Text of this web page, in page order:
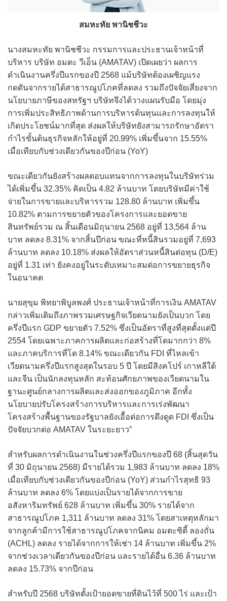
สมหะทัย พานิชชีวะ
นางสมหะทัย พานิชชีวะ กรรมการและประธานเจ้าหน้าที่
บริหาร บริษัท อมตะ วีเอ็น (AMATAV) เปิดเผยว่า ผลการ
ดำเนินงานครึ่งปีแรกของปี 2568 แม้บริษัทต้องเผชิญแรง
กดดันจากรายได้สาธารณูปโภคที่ลดลง รวมถึงปัจจัยเสี่ยงจาก
นโยบายภาษีของสหรัฐฯ บริษัทจึงได้วางแผนรับมือ โดยมุ่ง
การเพิ่มประสิทธิภาพด้านการบริหารต้นทุนและการลงทุนให้
เกิดประโยชน์มากที่สุด ส่งผลให้บริษัทยังสามารถรักษาอัตรา
กำไรขั้นต้นธุรกิจหลักให้อยู่ที่ 20.99% เพิ่มขึ้นจาก 15.55%
เมื่อเทียบกับช่วงเดียวกันของปีก่อน (YoY)
ขณะเดียวกันยังสร้างผลตอบแทนจากการลงทุนในบริษัทร่วม
ได้เพิ่มขึ้น 32.35% คิดเป็น 4.82 ล้านบาท โดยบริษัทมีค่าใช้
จ่ายในการขายและบริหารรวม 128.80 ล้านบาท เพิ่มขึ้น
10.82% ตามการขยายตัวของโครงการและยอดขาย
สินทรัพย์รวม ณ สิ้นเดือนมิถุนายน 2568 อยู่ที่ 13,564 ล้าน
บาท ลดลง 8.31% จากสิ้นปีก่อน ขณะที่หนี้สินรวมอยู่ที่ 7,693
ล้านบาท ลดลง 10.18% ส่งผลให้อัตราส่วนหนี้สินต่อทุน (D/E)
อยู่ที่ 1.31 เท่า ยังคงอยู่ในระดับเหมาะสมต่อการขยายธุรกิจ
ในอนาคต
นายสุขุม พิทยาพิบูลพงศ์ ประธานเจ้าหน้าที่การเงิน AMATAV
กล่าวเพิ่มเติมถึงภาพรวมเศรษฐกิจเวียดนามยังเป็นบวก โดย
ครึ่งปีแรก GDP ขยายตัว 7.52% ซึ่งเป็นอัตราที่สูงที่สุดตั้งแต่ปี
2554 โดยเฉพาะภาคการผลิตและก่อสร้างที่โตมากกว่า 8%
และภาคบริการที่โต 8.14% ขณะเดียวกัน FDI ที่ไหลเข้า
เวียดนามครึ่งปีแรกสูงสุดในรอบ 5 ปี โดยมีสิงคโปร์ เกาหลีใต้
และจีน เป็นนักลงทุนหลัก สะท้อนศักยภาพของเวียดนามใน
ฐานะศูนย์กลางการผลิตและส่งออกของภูมิภาค อีกทั้ง
นโยบายปรับโครงสร้างการบริหารและการเร่งพัฒนา
โครงสร้างพื้นฐานของรัฐบาลยังเอื้อต่อการดึงดูด FDI ซึ่งเป็น
ปัจจัยบวกต่อ AMATAV ในระยะยาว”
สำหรับผลการดำเนินงานในช่วงครึ่งปีแรกของปี 68 (สิ้นสุดวัน
ที่ 30 มิถุนายน 2568) มีรายได้รวม 1,983 ล้านบาท ลดลง 18%
เมื่อเทียบกับช่วงเดียวกันของปีก่อน (YoY) ส่วนกําไรสุทธิ 93
ล้านบาท ลดลง 6% โดยแบ่งเป็นรายได้จากการขาย
อสังหาริมทรัพย์ 628 ล้านบาท เพิ่มขึ้น 30% รายได้จาก
สาธารณูปโภค 1,311 ล้านบาท ลดลง 31% โดยสาเหตุหลักมา
จากลูกค้ามีการใช้สาธารณูปโภคจากนิคม อมตะซิตี้ ลองถั่น
(ACHL) ลดลง รายได้จากการให้เช่า 14 ล้านบาท เพิ่มขึ้น 2%
จากช่วงเวลาเดียวกันของปีก่อน และรายได้อื่น 6.36 ล้านบาท
ลดลง 15.73% จากปีก่อน
สำหรับปี 2568 บริษัทตั้งเป้ายอดขายที่ดินไว้ที่ 500 ไร่ และเป้า